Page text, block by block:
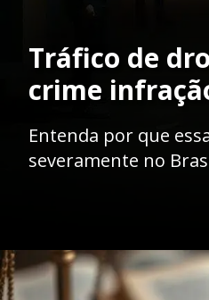
Tráfico de
crime
Entenda por que
severamente no
Opening https://